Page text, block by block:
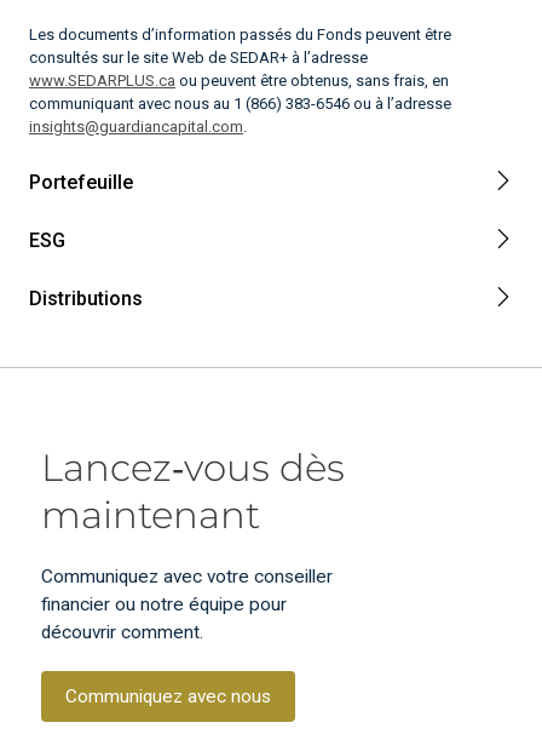
Les documents d’information passés du Fonds peuvent être
consultés sur le site Web de SEDAR+ à l’adresse
www.SEDARPLUS.ca ou peuvent être obtenus, sans frais, en
communiquant avec nous au 1 (866) 383-6546 ou à l’adresse
insights@guardiancapital.com.
Portefeuille
ESG
Distributions
Lancez‑vous dès
maintenant
Communiquez avec votre conseiller
financier ou notre équipe pour
découvrir comment.
Communiquez avec nous